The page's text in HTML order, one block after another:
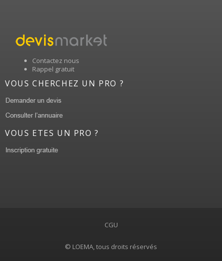
Contactez nous
Rappel gratuit
VOUS CHERCHEZ UN PRO ?
VOUS ETES UN PRO ?
CGU
© LOEMA, tous droits réservés